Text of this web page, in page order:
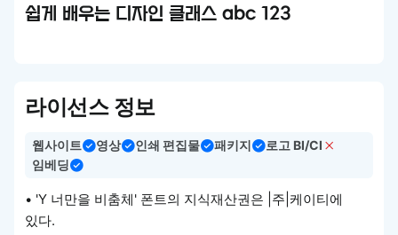
쉽게 배우는 디자인 클래스 abc 123
라이선스 정보
웹사이트 영상 인쇄 편집물 패키지
로고 BI/CI
임베딩
• 'Y 너만을 비춤체' 폰트의 지식재산권은 |주|케이티에
있다.